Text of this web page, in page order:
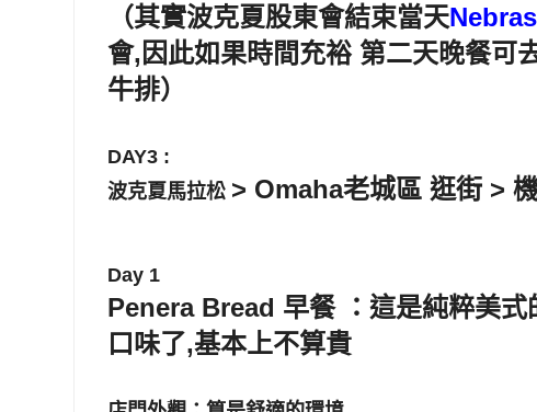
（其實波克夏股東會結束當天
會,因此如果時間充裕 第二天晚餐可
牛排）
DAY3 :
波克夏馬拉松 > Omaha老城區 逛街 >
Day 1
Penera Bread 早餐 ：這是純粹美
口味了,基本上不算貴